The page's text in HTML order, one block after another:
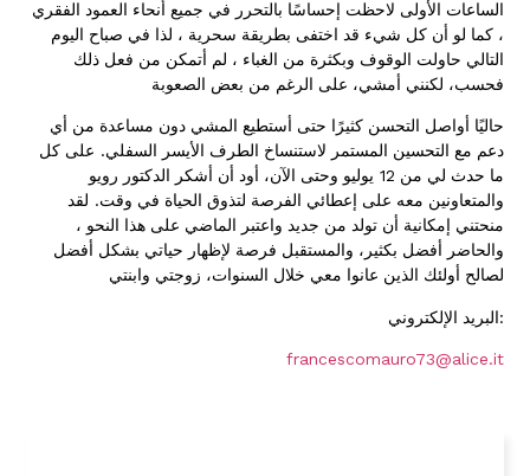
الساعات الأولى لاحظت إحساسًا بالتحرر في جميع أنحاء العمود الفقري
، كما لو أن كل شيء قد اختفى بطريقة سحرية ، لذا في صباح اليوم
التالي حاولت الوقوف وبكثرة من الغباء ، لم أتمكن من فعل ذلك
فحسب، لكنني أمشي، على الرغم من بعض الصعوبة
حاليًا أواصل التحسن كثيرًا حتى أستطيع المشي دون مساعدة من أي
دعم مع التحسين المستمر لاستنساخ الطرف الأيسر السفلي. على كل
ما حدث لي من 12 يوليو وحتى الآن، أود أن أشكر الدكتور رويو
والمتعاونين معه على إعطائي الفرصة لتذوق الحياة في وقت. لقد
منحتني إمكانية أن تولد من جديد واعتبر الماضي على هذا النحو ،
والحاضر أفضل بكثير، والمستقبل فرصة لإظهار حياتي بشكل أفضل
لصالح أولئك الذين عانوا معي خلال السنوات، زوجتي وابنتي
: البريد الإلكتروني
francescomauro73@alice.it